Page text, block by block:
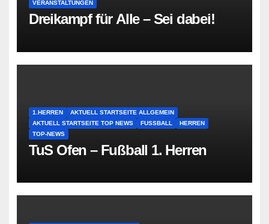
VERANSTALTUNGEN
Dreikampf für Alle – Sei dabei!
1.HERREN
AKTUELL STARTSEITE ALLGEMEIN
AKTUELL STARTSEITE TOP NEWS
FUSSBALL
HERREN
TOP-NEWS
TuS Ofen – Fußball 1. Herren